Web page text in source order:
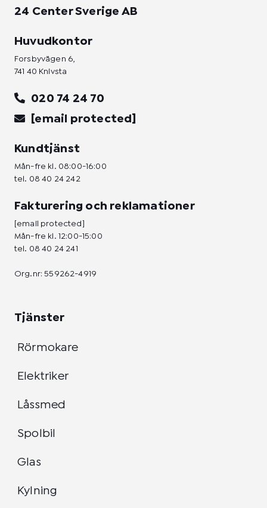
24 Center Sverige AB
Huvudkontor
Forsbyvägen 6,
741 40 Knivsta
020 74 24 70
[email protected]
Kundtjänst
Mån-fre kl. 08:00-16:00
tel. 08 40 24 242
Fakturering och reklamationer
[email protected]
Mån-fre kl. 12:00-15:00
tel. 08 40 24 241
Org.nr: 559262-4919
Tjänster
Rörmokare
Elektriker
Låssmed
Spolbil
Glas
Kylning